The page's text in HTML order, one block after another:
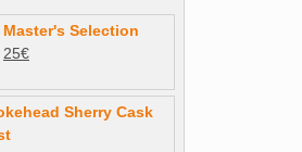
Master's Selection
Le
initial
était :
30€.
25€Le
actuel
est : Sherry Cask